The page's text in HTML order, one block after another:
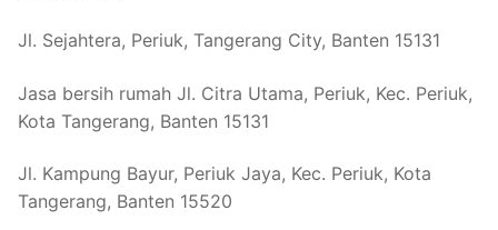
Jl. Sejahtera, Periuk, Tangerang City, Banten 15131
Jasa bersih rumah Jl. Citra Utama, Periuk, Kec. Periuk,
Kota Tangerang, Banten 15131
Jl. Kampung Bayur, Periuk Jaya, Kec. Periuk, Kota
Tangerang, Banten 15520